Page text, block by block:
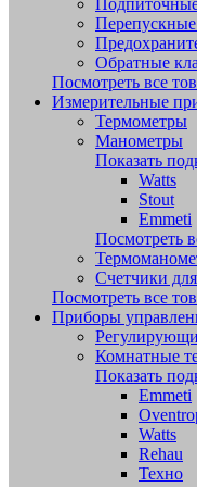
Обратные
Посмотреть все
Измерительные
Термометры
Манометры
Показать
Watts
Stout
Emmeti
Посмотреть
Счетчики
Посмотреть все
Приборы
Комнатные
Показать
Emmeti
Watts
Rehau
Техно